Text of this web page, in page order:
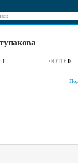
1 ФОТО: 0